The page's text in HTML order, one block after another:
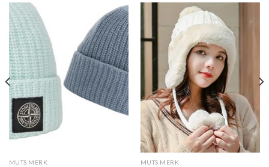
MUTS MERK MUTS MERK